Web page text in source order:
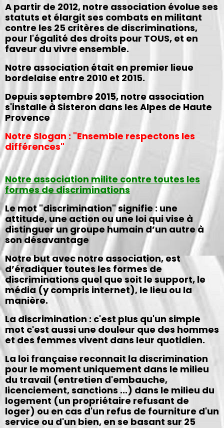
A partir de 2012, notre association évolue ses
statuts et élargit ses combats en militant
contre les 25 critères de discriminations,
pour l'égalité des droits pour TOUS, et en
faveur du vivre ensemble.
Notre association était en premier lieue
bordelaise entre 2010 et 2015.
Depuis septembre 2015, notre association
s'installe à Sisteron dans les Alpes de Haute
Provence
Notre Slogan : "Ensemble respectons les
différences"
Notre association milite contre toutes les
formes de discriminations
Le mot "discrimination" signifie : une
attitude, une action ou une loi qui vise à
distinguer un groupe humain d’un autre à
son désavantage
Notre but avec notre association, est
d’éradiquer toutes les formes de
discriminations quel que soit le support, le
média (y compris internet), le lieu ou la
manière.
La discrimination : c'est plus qu'un simple
mot c'est aussi une douleur que des hommes
et des femmes vivent dans leur quotidien.
La loi française reconnait la discrimination
pour le moment uniquement dans le milieu
du travail (entretien d'embauche,
licenciement, sanctions ...) dans le milieu du
logement (un propriétaire refusant de
loger) ou en cas d'un refus de fourniture d'un
service ou d'un bien, en se basant sur 25